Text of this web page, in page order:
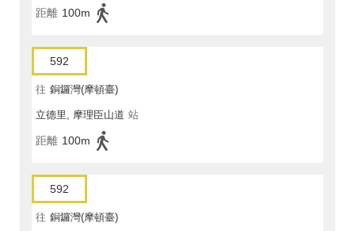
距離 100m
592
往 銅鑼灣(摩頓臺)
立德里, 摩理臣山道 站
距離 100m
592
往 銅鑼灣(摩頓臺)